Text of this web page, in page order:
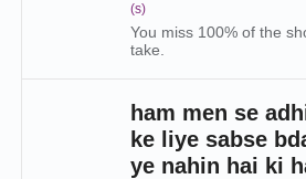
(s)
You miss 100% of the
take.
ham men se
ke liye sabse
ye nahin hai ki